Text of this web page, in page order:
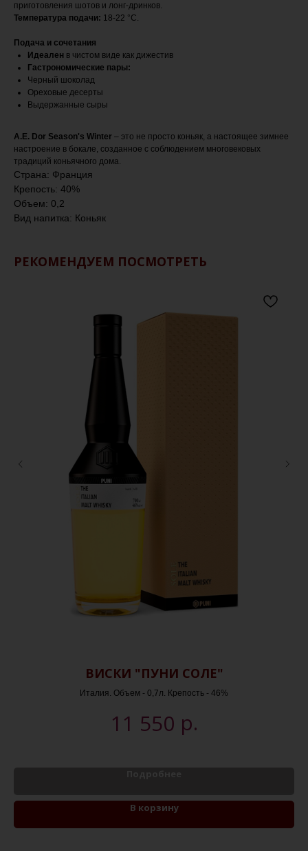
приготовления шотов и лонг-дринков.
Температура подачи: 18-22 °C.
Подача и сочетания
Идеален в чистом виде как дижестив
Гастрономические пары:
Черный шоколад
Ореховые десерты
Выдержанные сыры
A.E. Dor Season's Winter – это не просто коньяк, а настоящее зимнее
настроение в бокале, созданное с соблюдением многовековых
традиций коньячного дома.
Страна: Франция
Крепость: 40%
Объем: 0,2
Вид напитка: Коньяк
РЕКОМЕНДУЕМ ПОСМОТРЕТЬ
ВИСКИ "ПУНИ СОЛЕ"
Италия. Объем - 0,7л. Крепость - 46%
11 550 р.
В корзину